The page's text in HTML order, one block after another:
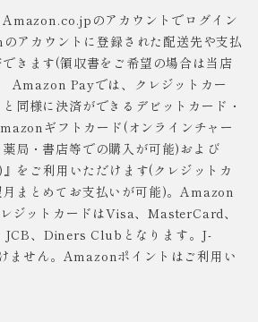
Amazon.co.jpのアカウントでログイン
アカウントに登録された配送先や支払
きます(領収書をご希望の場合は当店
Amazon Payでは、クレジットカー
同様に決済ができるデビットカード・
ギフトカード(オンラインチャー
局・書店等での購入が可能)および
』をご利用いただけます(クレジットカ
まとめてお支払いが可能)。Amazon
ジットカードはVisa、MasterCard、
、Diners Clubとなります。J-
ません。Amazonポイントはご利用い